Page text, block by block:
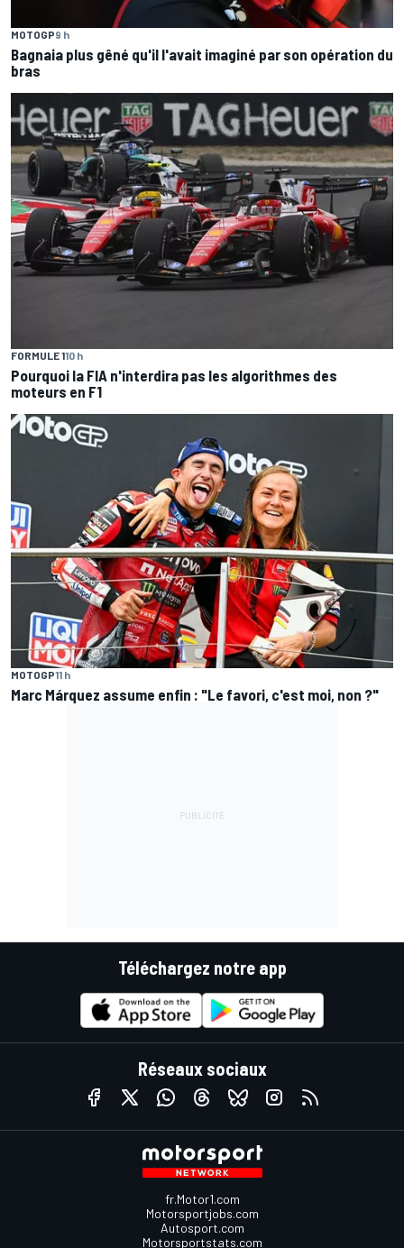
MOTOGP9 h
Bagnaia plus gêné qu'il l'avait imaginé par son opération du
bras
FORMULE 110 h
Pourquoi la FIA n'interdira pas les algorithmes des
moteurs en F1
MOTOGP11 h
Marc Márquez assume enfin : "Le favori, c'est moi, non ?"
Téléchargez notre app
Réseaux sociaux
fr.Motor1.com
Motorsportjobs.com
Autosport.com
Motorsportstats.com